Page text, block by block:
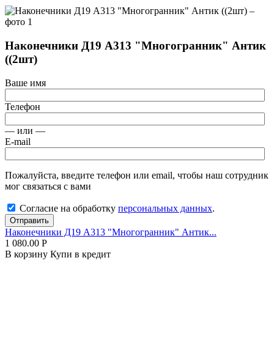
Наконечники Д19 А313 "Многогранник" Антик
((2шт)
Ваше имя
Телефон
— или —
E-mail
Пожалуйста, введите телефон или email, чтобы наш сотрудник
мог связаться с вами
Согласие на обработку персональных данных.
Отправить
Наконечники Д19 А313 "Многогранник" Антик...
1 080.00 Р
В корзину Купи в кредит